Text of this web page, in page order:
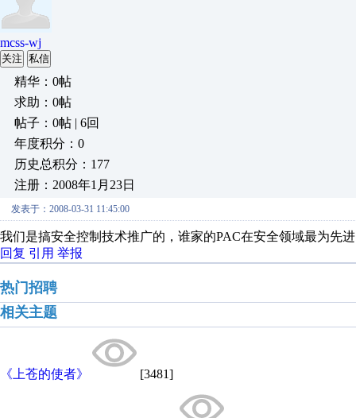
mcss-wj
关注 私信
精华：0帖
求助：0帖
帖子：0帖 | 6回
年度积分：0
历史总积分：177
注册：2008年1月23日
发表于：2008-03-31 11:45:00
我们是搞安全控制技术推广的，谁家的PAC在安全领域最为先
回复 引用 举报
热门招聘
相关主题
《上苍的使者》 [3481]